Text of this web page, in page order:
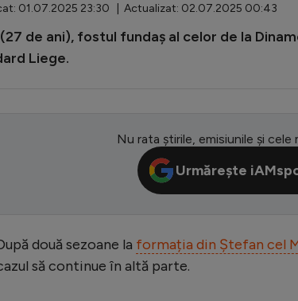
01.07.2025 23:30 | Actualizat: 02.07.2025 00:43
de ani), fostul fundaș al celor de la
Liege.
Nu rata știrile, emisiunile și
Urmărește
două sezoane la formația din Ștefan cel
să continue în altă parte.